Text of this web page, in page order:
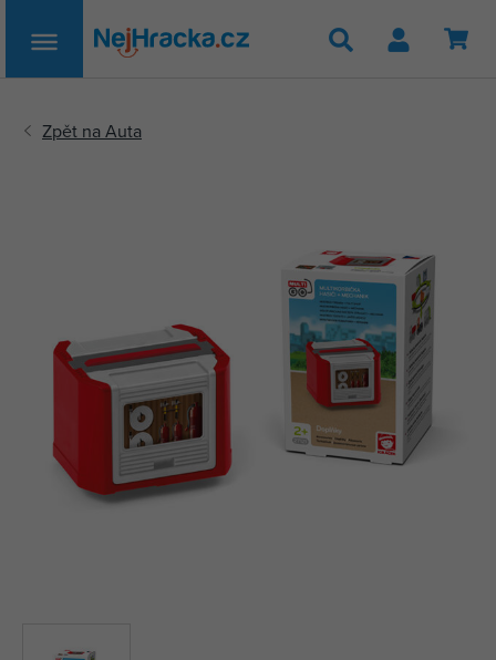
Hledat